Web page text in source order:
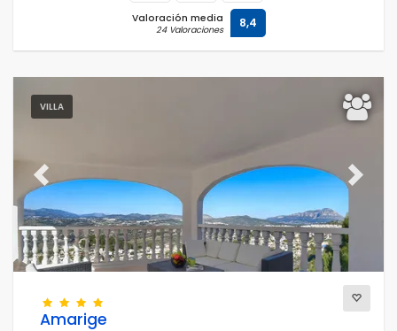
Valoración media
24 Valoraciones 8,4
VILLA
Previous Next
Amarige